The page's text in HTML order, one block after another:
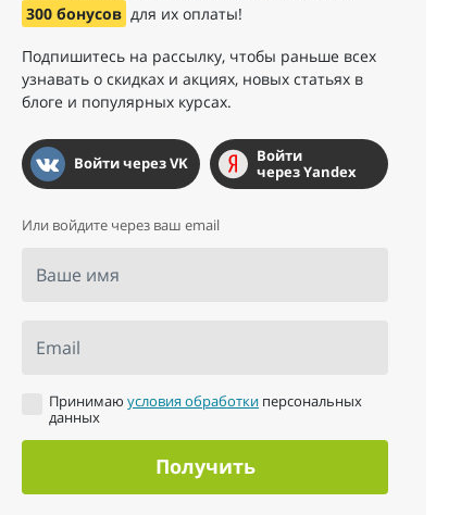
300 бонусов для их оплаты!
Подпишитесь на рассылку, чтобы раньше всех
узнавать о скидках и акциях, новых статьях в
блоге и популярных курсах.
Войти через VK
Войти
через Yandex
Или войдите через ваш email
Ваше имя
Email
Принимаюусловия обработки персональных
данных
Получить